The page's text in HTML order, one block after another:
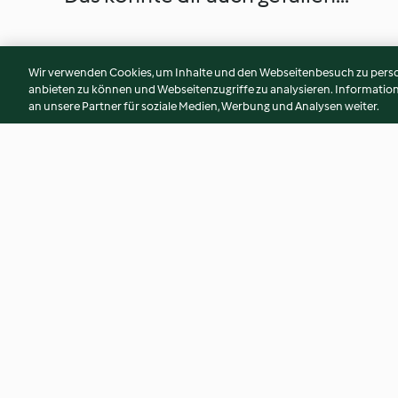
Wir verwenden Cookies, um Inhalte und den Webseitenbesuch zu
anbieten zu können und Webseitenzugriffe zu analysieren.
an unsere Partner für soziale Medien, Werbung und Analysen weiter.